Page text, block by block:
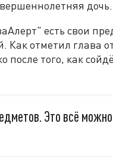
дочь.
есть свои
Как отметил глава
после того, как
Это всё